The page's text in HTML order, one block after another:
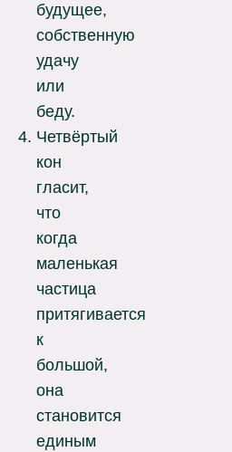
будущее,
собственную
удачу
или
беду.
Четвёртый
кон
гласит,
что
когда
маленькая
частица
притягивается
к
большой,
она
становится
единым